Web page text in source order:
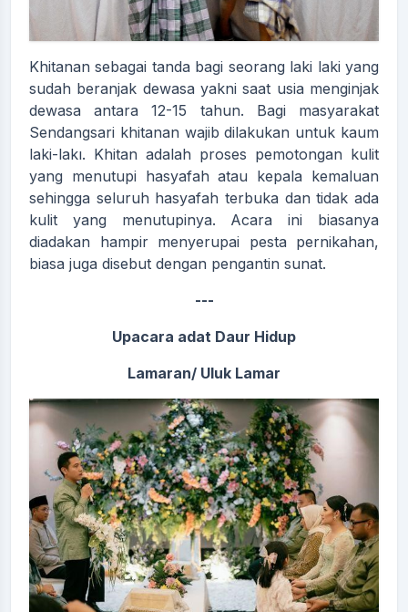
Khitanan sebagai tanda bagi seorang laki laki yang
sudah beranjak dewasa yakni saat usia menginjak
dewasa antara 12-15 tahun. Bagi masyarakat
Sendangsari khitanan wajib dilakukan untuk kaum
laki-lakı. Khitan adalah proses pemotongan kulit
yang menutupi hasyafah atau kepala kemaluan
sehingga seluruh hasyafah terbuka dan tidak ada
kulit yang menutupinya. Acara ini biasanya
diadakan hampir menyerupai pesta pernikahan,
biasa juga disebut dengan pengantin sunat.
---
Upacara adat Daur Hidup
Lamaran/ Uluk Lamar